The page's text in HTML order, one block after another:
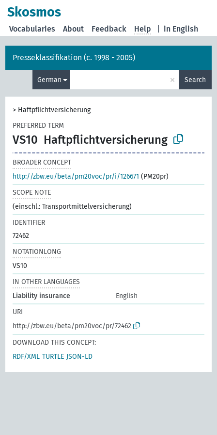
Skosmos
in English
Vocabularies About Feedback Help
Presseklassifikation (c. 1998 - 2005)
German × Search
> Haftpflichtversicherung
PREFERRED TERM
VS10 Haftpflichtversicherung
BROADER CONCEPT
http://zbw.eu/beta/pm20voc/pr/i/126671 (PM20pr)
SCOPE NOTE
(einschl.: Transportmittelversicherung)
IDENTIFIER
72462
NOTATIONLONG
VS10
IN OTHER LANGUAGES
Liability insurance
English
URI
http://zbw.eu/beta/pm20voc/pr/72462
DOWNLOAD THIS CONCEPT:
RDF/XML TURTLE JSON-LD